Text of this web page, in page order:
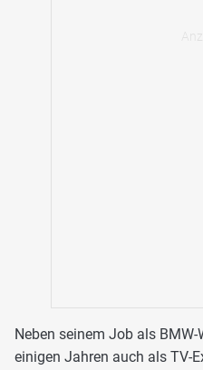
Neben seinem Job als
einigen Jahren auch als TV-